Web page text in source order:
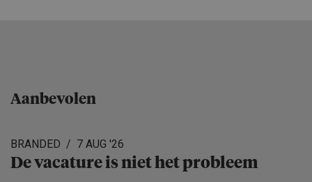
Aanbevolen
BRANDED 7 AUG '26
De vacature is niet het probleem